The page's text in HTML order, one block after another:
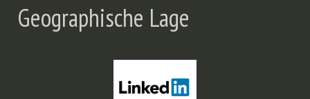
Geographische Lage